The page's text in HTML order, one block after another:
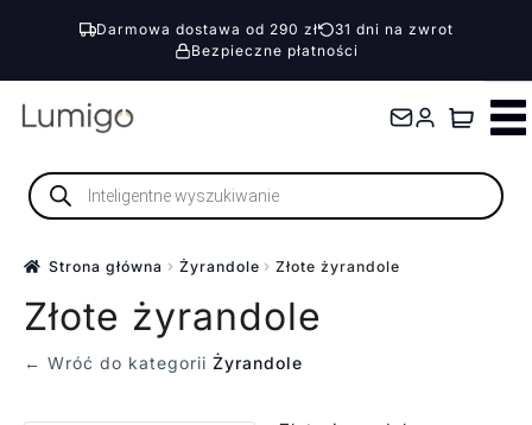
Darmowa dostawa od 290 zł
31 dni na zwrot
Bezpieczne płatności
Przejdź
nawigacji
Przejdź
treściWyszukiwarka
produktów
Strona główna Żyrandole Złote żyrandole
Złote żyrandole
← Wróć do kategorii Żyrandole